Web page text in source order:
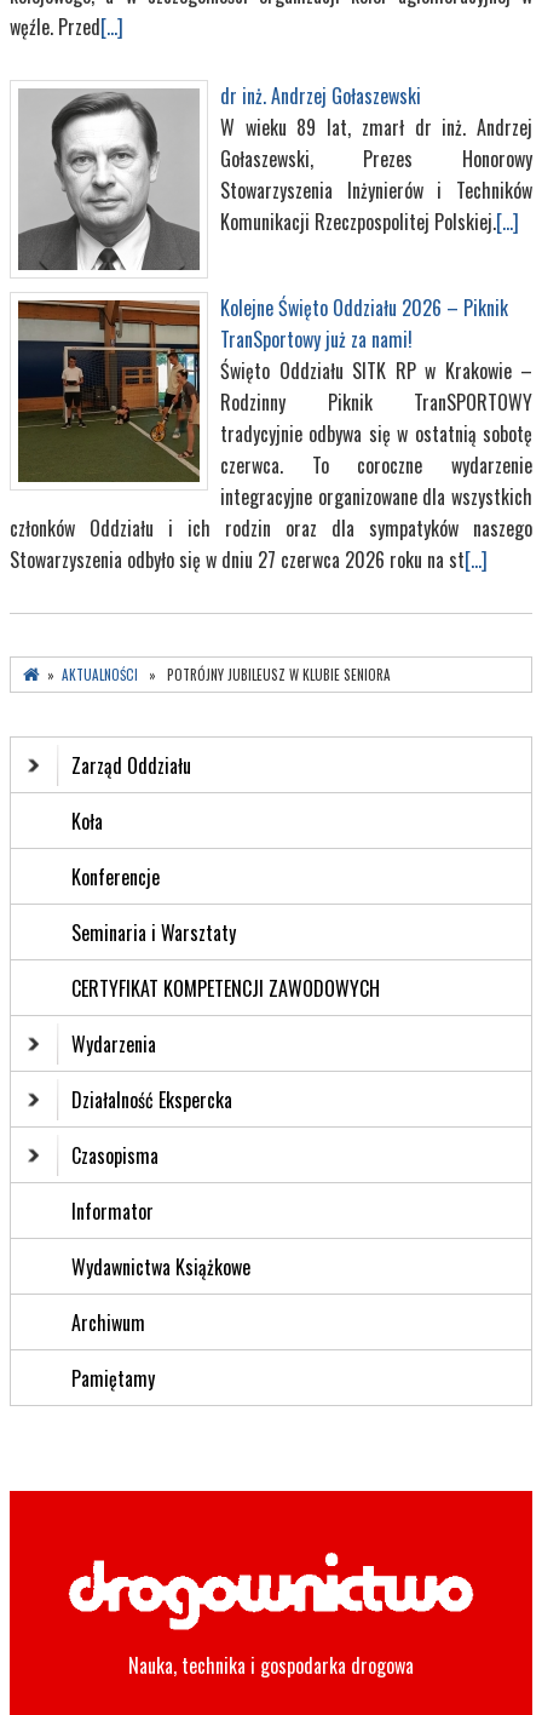
węźle. Przed[...]
dr inż. Andrzej Gołaszewski
W wieku 89 lat, zmarł dr inż. Andrzej
Gołaszewski, Prezes Honorowy
Stowarzyszenia Inżynierów i Techników
Komunikacji Rzeczpospolitej Polskiej.[...]
Kolejne Święto Oddziału 2026 – Piknik
TranSportowy już za nami!
Święto Oddziału SITK RP w Krakowie –
Rodzinny Piknik TranSPORTOWY
tradycyjnie odbywa się w ostatnią sobotę
czerwca. To coroczne wydarzenie
integracyjne organizowane dla wszystkich
członków Oddziału i ich rodzin oraz dla sympatyków naszego
Stowarzyszenia odbyło się w dniu 27 czerwca 2026 roku na st[...]
» AKTUALNOŚCI » POTRÓJNY JUBILEUSZ W KLUBIE SENIORA
Zarząd Oddziału
Koła
Konferencje
Seminaria i Warsztaty
CERTYFIKAT KOMPETENCJI ZAWODOWYCH
Wydarzenia
Działalność Ekspercka
Czasopisma
Informator
Wydawnictwa Książkowe
Archiwum
Pamiętamy
Nauka, technika i gospodarka drogowa